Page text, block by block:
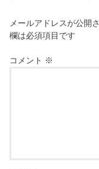
メールアドレスが公開
欄は必須項目です
コメント ※